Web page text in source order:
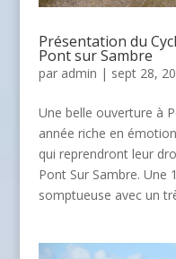
Présentation du
Pont sur Sambre
par admin | sept 28,
Une belle ouverture à
année riche en
qui reprendront leur
Pont Sur Sambre. Une
somptueuse avec un